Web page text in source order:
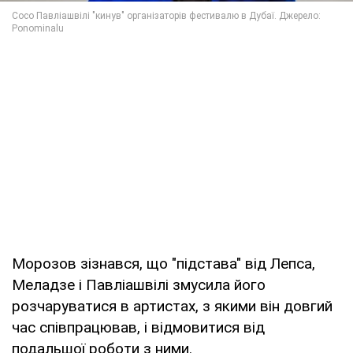
Морозов зізнався, що "підстава" від Лепса,
Меладзе і Павліашвілі змусила його
розчаруватися в артистах, з якими він довгий
час співпрацював, і відмовитися від
подальшої роботи з ними.